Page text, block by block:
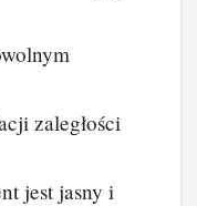
zaległości
jest jasny i